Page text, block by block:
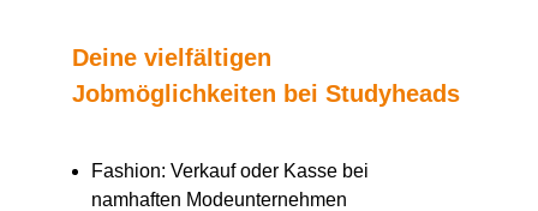
Deine vielfältigen
Jobmöglichkeiten bei Studyheads
Fashion: Verkauf oder Kasse bei
namhaften Modeunternehmen